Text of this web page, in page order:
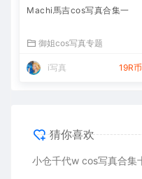
Machi馬吉cos写真合集一
御姐cos写真专题
i写真 19R币
猜你喜欢
小仓千代w cos写真合集